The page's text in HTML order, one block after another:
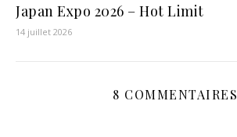
Japan Expo 2026 – Hot Limit
14 juillet 2026
8 COMMENTAIRES